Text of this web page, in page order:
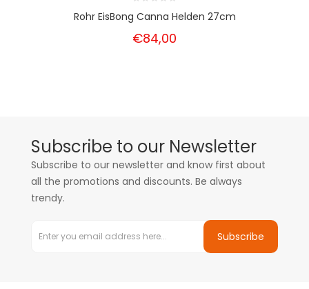
Rohr EisBong Canna Helden 27cm
€84,00
Subscribe to our Newsletter
Subscribe to our newsletter and know first about
all the promotions and discounts. Be always
trendy.
Subscribe